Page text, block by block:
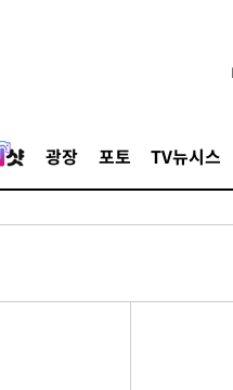
광장 포토 TV뉴시스